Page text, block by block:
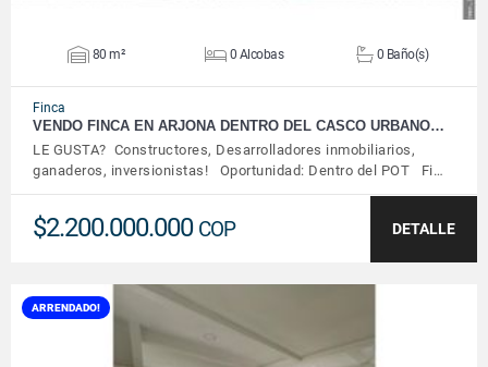
80 m² 0 Alcobas 0 Baño(s)
Finca
VENDO FINCA EN ARJONA DENTRO DEL CASCO URBANO…
LE GUSTA? Constructores, Desarrolladores inmobiliarios,
ganaderos, inversionistas! Oportunidad: Dentro del POT Fi…
$2.200.000.000 COP DETALLE
ARRENDADO!